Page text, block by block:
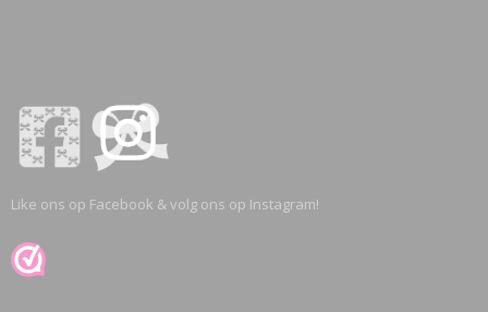
Like ons op Facebook & volg ons op Instagram!